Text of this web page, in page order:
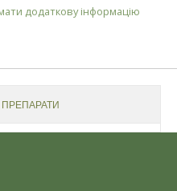
додаткову інформацію